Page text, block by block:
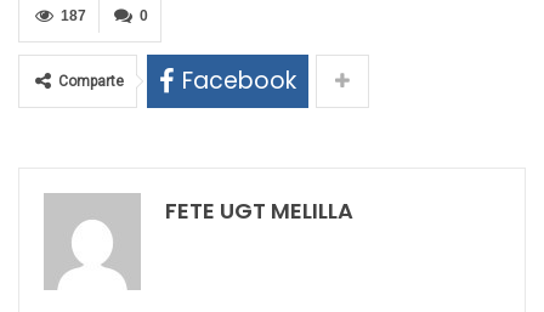
0
187
Comparte Facebook
FETE UGT MELILLA